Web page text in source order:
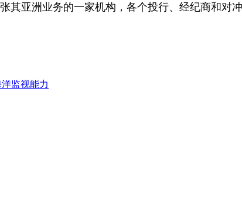
其亚洲业务的一家机构，各个投行、经纪商和对
监视能力